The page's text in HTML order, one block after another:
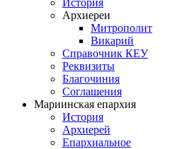
История
Архиереи
Митрополит
Викарий
Справочник КЕУ
Реквизиты
Благочиния
Соглашения
Мариинская епархия
История
Архиерей
Епархиальное